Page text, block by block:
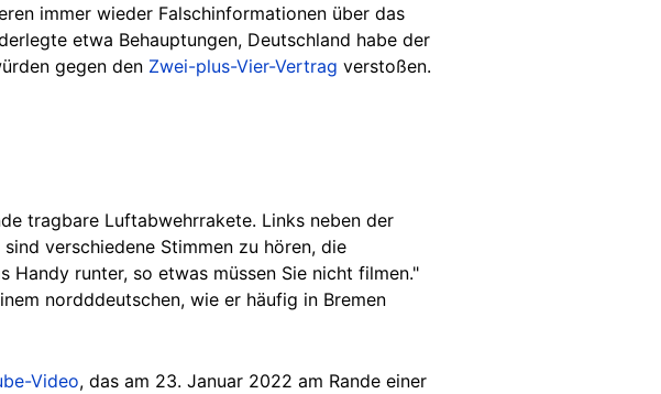
immer wieder Falschinformationen über das
etwa Behauptungen, Deutschland habe der
gegen den Zwei-plus-Vier-Vertrag verstoßen.
tragbare Luftabwehrrakete. Links neben der
verschiedene Stimmen zu hören, die
Handy runter, so etwas müssen Sie nicht filmen."
nordddeutschen, wie er häufig in Bremen
Video, das am 23. Januar 2022 am Rande einer